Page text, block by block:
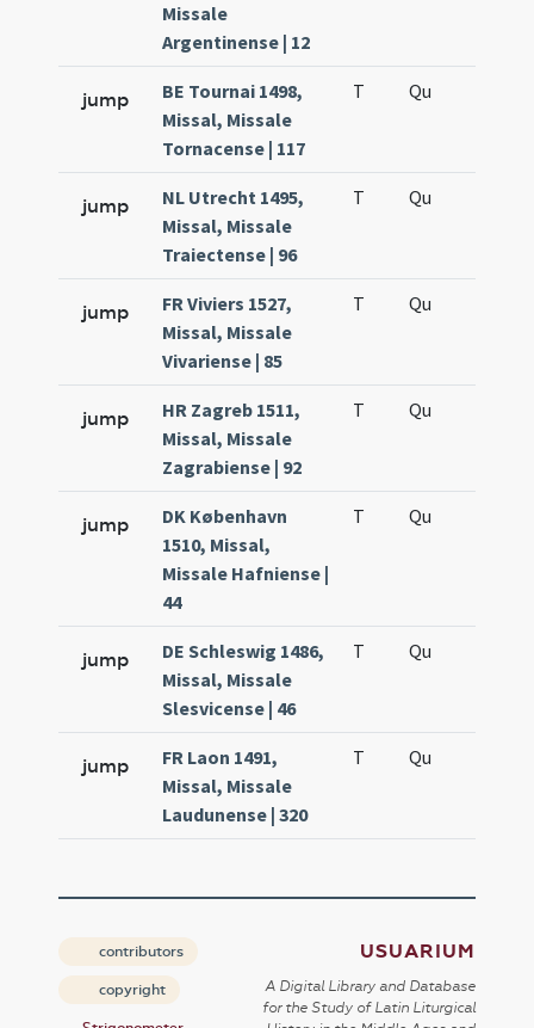
Missale
Argentinense | 12
jump
BE Tournai 1498,
Missal, Missale
Tornacense | 117
T Qu
jump
NL Utrecht 1495,
Missal, Missale
Traiectense | 96
T Qu
jump
FR Viviers 1527,
Missal, Missale
Vivariense | 85
T Qu
jump
HR Zagreb 1511,
Missal, Missale
Zagrabiense | 92
T Qu
jump
DK København
1510, Missal,
Missale Hafniense |
44
T Qu
jump
DE Schleswig 1486,
Missal, Missale
Slesvicense | 46
T Qu
jump
FR Laon 1491,
Missal, Missale
Laudunense | 320
T Qu
contributors
copyright
USUARIUM
A Digital Library and Database
for the Study of Latin Liturgical